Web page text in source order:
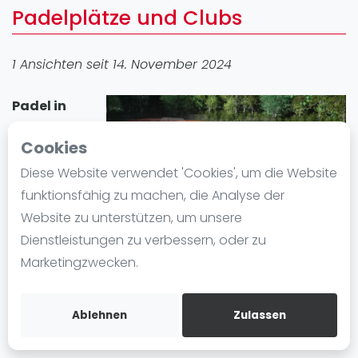
Cookies
Diese Website verwendet 'Cookies', um die Website
funktionsfähig zu machen, die Analyse der
Website zu unterstützen, um unsere
Dienstleistungen zu verbessern, oder zu
Marketingzwecken.
Ablehnen Zulassen
Ranking
Frauen
FIP Männer
Blog
Die Geschichte von Padel
Regeln und Punktzählung
Padel Schläge
Video
Padelplätze und Clubs
1 Ansichten seit 14. November 2024
Padel in
erfreut sich
großer
Beliebtheit. In
der Stadt gibt
es 1 Padel-
Standort mit insgesamt 7 Padelplatz plätze. Egal ob
Sie Padel spielen und einen Padelplatz einfach